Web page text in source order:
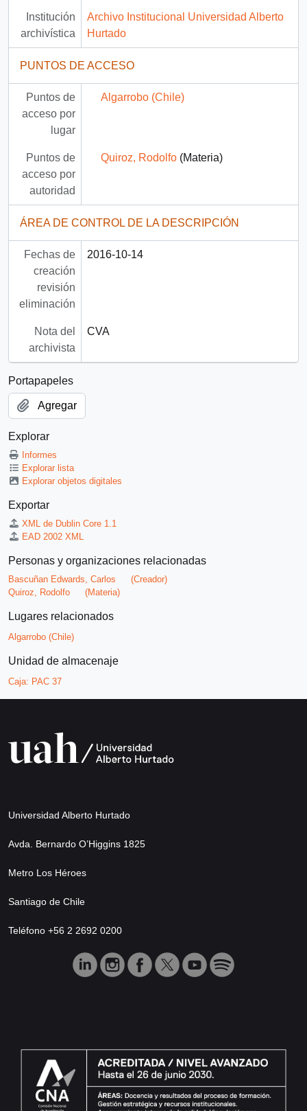
Institución
archivística
Archivo Institucional Universidad Alberto
Hurtado
PUNTOS DE ACCESO
Puntos de
acceso por
lugar
Algarrobo (Chile)
Puntos de
acceso por
autoridad
Quiroz, Rodolfo(Materia)
ÁREA DE CONTROL DE LA DESCRIPCIÓN
Fechas de
creación
revisión
eliminación
2016-10-14
Nota del
archivista
CVA
Portapapeles
Agregar
Explorar
Informes
Explorar lista
Explorar objetos digitales
Exportar
XML de Dublin Core 1.1
EAD 2002 XML
Personas y organizaciones relacionadas
Bascuñan Edwards, Carlos
(Creador)
Quiroz, Rodolfo
(Materia)
Lugares relacionados
Algarrobo (Chile)
Unidad de almacenaje
Caja: PAC 37
Universidad Alberto Hurtado
Avda. Bernardo O’Higgins 1825
Metro Los Héroes
Santiago de Chile
Teléfono +56 2 2692 0200